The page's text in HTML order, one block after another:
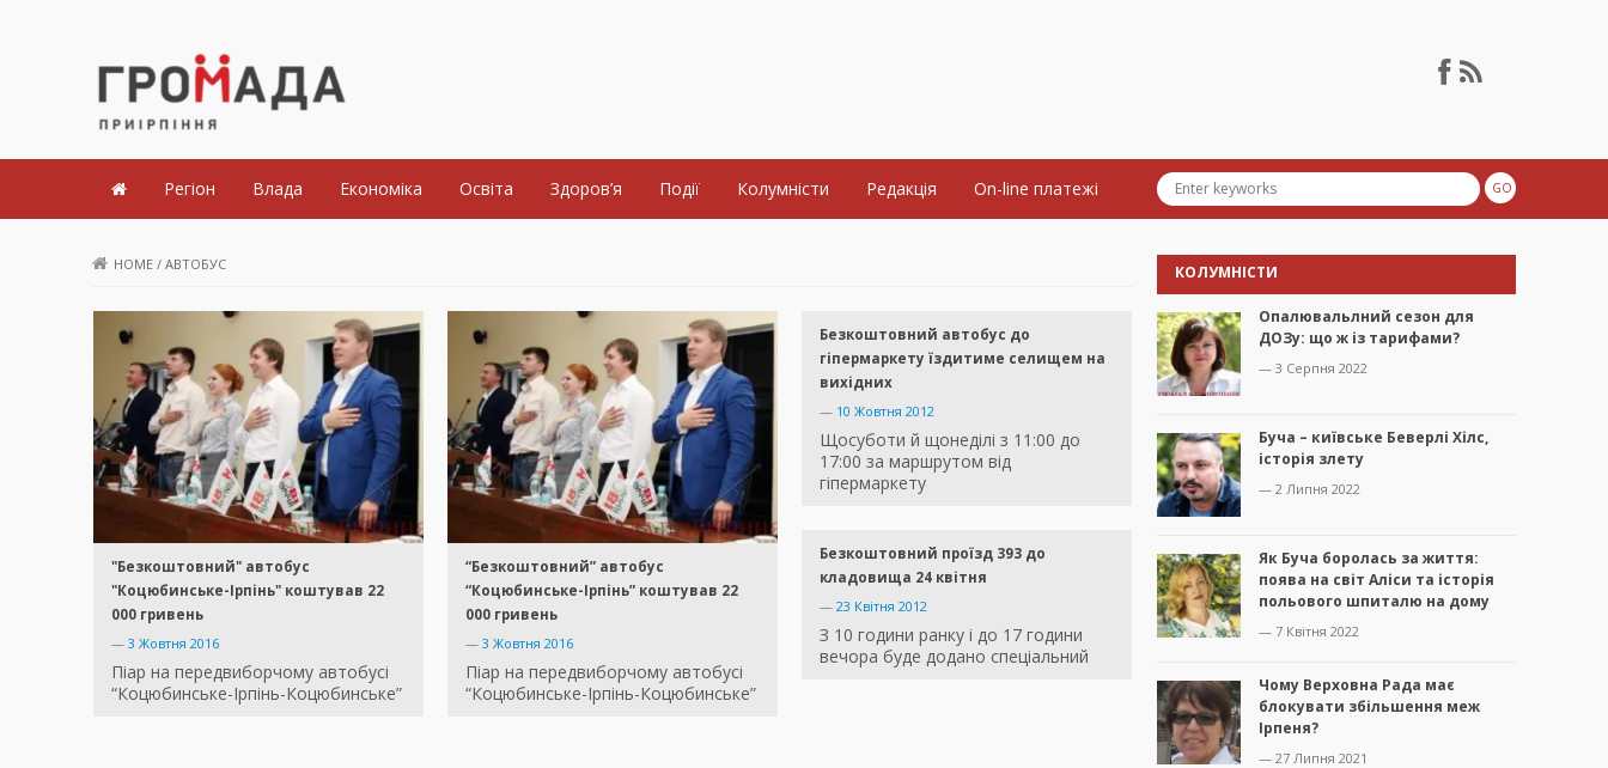
Громада Приірпіння
Регіон Влада Економіка Освіта Здоров’я Події Колумністи Редакція On-line платежі
HOME / АВТОБУС
"Безкоштовний" автобус
"Коцюбинське-Ірпінь" коштував 22
000 гривень
— 3 Жовтня 2016
Піар на передвиборчому автобусі
“Коцюбинське-Ірпінь-Коцюбинське”
“Безкоштовний” автобус
“Коцюбинське-Ірпінь” коштував 22
000 гривень
— 3 Жовтня 2016
Піар на передвиборчому автобусі
“Коцюбинське-Ірпінь-Коцюбинське”
Безкоштовний автобус до
гіпермаркету їздитиме селищем на
вихідних
— 10 Жовтня 2012
Щосуботи й щонеділі з 11:00 до
17:00 за маршрутом від
гіпермаркету
Безкоштовний проїзд 393 до
кладовища 24 квітня
— 23 Квітня 2012
З 10 години ранку і до 17 години
вечора буде додано спеціальний
КОЛУМНІСТИ
Опалювальлний сезон для
ДОЗу: що ж із тарифами?
— 3 Серпня 2022
Буча – київське Беверлі Хілс,
історія злету
— 2 Липня 2022
Як Буча боролась за життя:
поява на світ Аліси та історія
польового шпиталю на дому
— 7 Квітня 2022
Чому Верховна Рада має
блокувати збільшення меж
Ірпеня?
— 27 Липня 2021